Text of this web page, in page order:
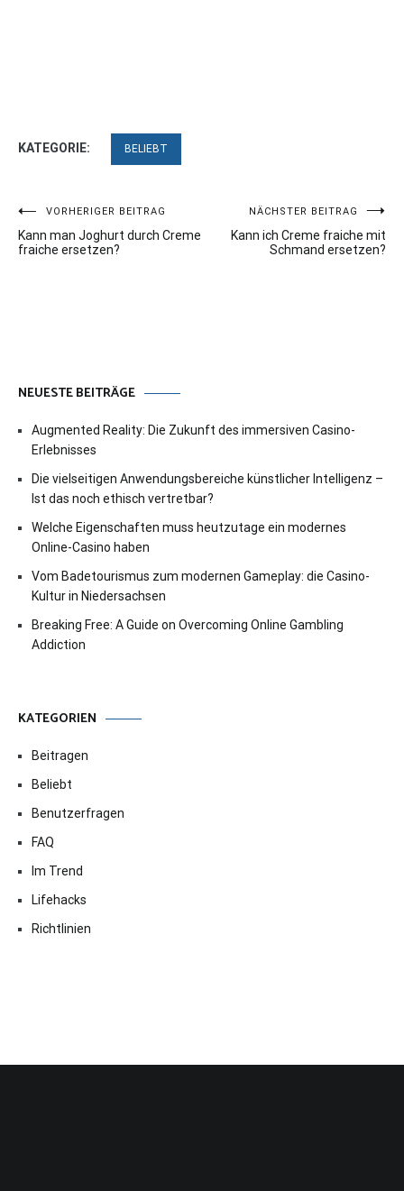
KATEGORIE: BELIEBT
Beitragsnavigation
VORHERIGER BEITRAG
Kann man Joghurt durch Creme
fraiche ersetzen?
NÄCHSTER BEITRAG
Kann ich Creme fraiche mit
Schmand ersetzen?
NEUESTE BEITRÄGE
Augmented Reality: Die Zukunft des immersiven Casino-
Erlebnisses
Die vielseitigen Anwendungsbereiche künstlicher Intelligenz –
Ist das noch ethisch vertretbar?
Welche Eigenschaften muss heutzutage ein modernes
Online-Casino haben
Vom Badetourismus zum modernen Gameplay: die Casino-
Kultur in Niedersachsen
Breaking Free: A Guide on Overcoming Online Gambling
Addiction
KATEGORIEN
Beitragen
Beliebt
Benutzerfragen
FAQ
Im Trend
Lifehacks
Richtlinien